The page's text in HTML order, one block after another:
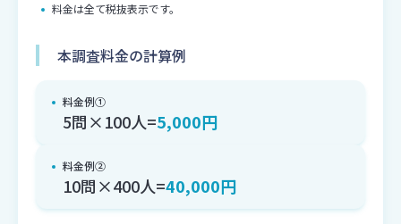
料金は全て税抜表示です。
本調査料金の計算例
料金例①
5問×100人=5,000円
料金例②
10問×400人=40,000円